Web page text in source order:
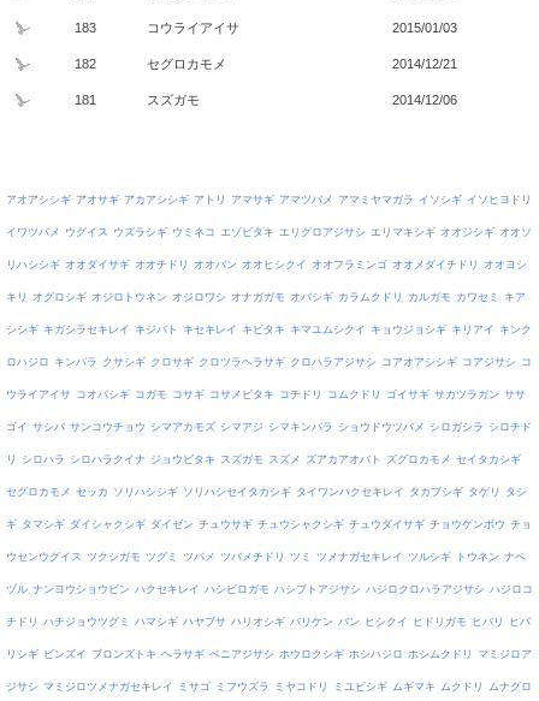
183 コウライアイサ 2015/01/03
182 セグロカモメ 2014/12/21
181 スズガモ 2014/12/06
アオアシシギ アオサギ アカアシシギ アトリ アマサギ アマツバメ アマミヤマガラ イソシギ イソヒヨドリ
イワツバメ ウグイス ウズラシギ ウミネコ エゾビタキ エリグロアジサシ エリマキシギ オオジシギ オオソ
リハシシギ オオダイサギ オオチドリ オオバン オオヒシクイ オオフラミンゴ オオメダイチドリ オオヨシ
キリ オグロシギ オジロトウネン オジロワシ オナガガモ オバシギ カラムクドリ カルガモ カワセミ キア
シシギ キガシラセキレイ キジバト キセキレイ キビタキ キマユムシクイ キョウジョシギ キリアイ キンク
ロハジロ キンパラ クサシギ クロサギ クロツラヘラサギ クロハラアジサシ コアオアシシギ コアジサシ コ
ウライアイサ コオバシギ コガモ コサギ コサメビタキ コチドリ コムクドリ ゴイサギ サカツラガン ササ
ゴイ サシバ サンコウチョウ シマアカモズ シマアジ シマキンパラ ショウドウツバメ シロガシラ シロチド
リ シロハラ シロハラクイナ ジョウビタキ スズガモ スズメ ズアカアオバト ズグロカモメ セイタカシギ
セグロカモメ セッカ ソリハシシギ ソリハシセイタカシギ タイワンハクセキレイ タカブシギ タゲリ タシ
ギ タマシギ ダイシャクシギ ダイゼン チュウサギ チュウシャクシギ チュウダイサギ チョウゲンボウ チョ
ウセンウグイス ツクシガモ ツグミ ツバメ ツバメチドリ ツミ ツメナガセキレイ ツルシギ トウネン ナベ
ヅル ナンヨウショウビン ハクセキレイ ハシビロガモ ハシブトアジサシ ハジロクロハラアジサシ ハジロコ
チドリ ハチジョウツグミ ハマシギ ハヤブサ ハリオシギ バリケン バン ヒシクイ ヒドリガモ ヒバリ ヒバ
リシギ ビンズイ ブロンズトキ ヘラサギ ベニアジサシ ホウロクシギ ホシハジロ ホシムクドリ マミジロア
ジサシ マミジロツメナガセキレイ ミサゴ ミフウズラ ミヤコドリ ミユビシギ ムギマキ ムクドリ ムナグロ